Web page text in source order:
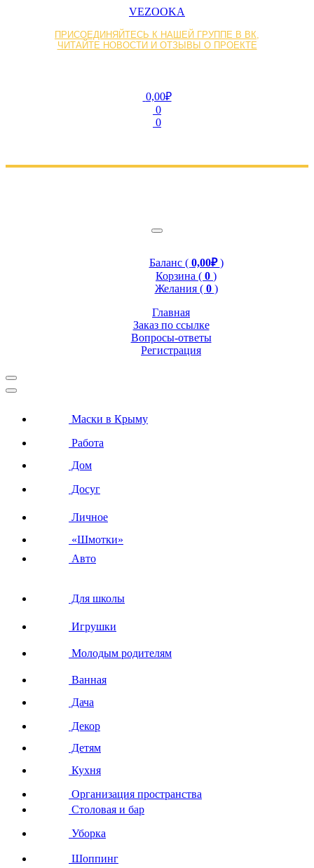
VEZOOKA
ПРИСОЕДИНЯЙТЕСЬ К НАШЕЙ ГРУППЕ В ВК,
ЧИТАЙТЕ НОВОСТИ И ОТЗЫВЫ О ПРОЕКТЕ
0,00₽
0
0
Баланс ( 0,00₽)
Корзина ( 0 )
Желания ( 0 )
Главная
Заказ по ссылке
Вопросы-ответы
Регистрация
Маски в Крыму
Работа
Дом
Досуг
Личное
«Шмотки»
Авто
Для школы
Игрушки
Молодым родителям
Ванная
Дача
Декор
Детям
Кухня
Организация пространства
Столовая и бар
Уборка
Шоппинг